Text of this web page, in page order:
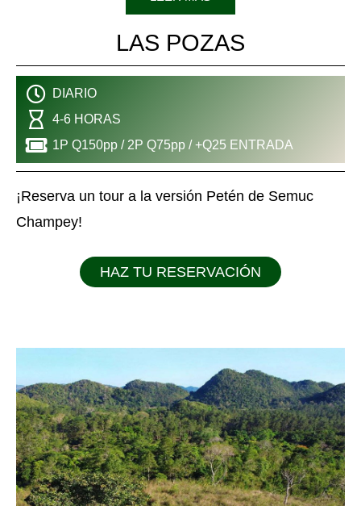
LAS POZAS
DIARIO
4-6 HORAS
1P Q150pp / 2P Q75pp / +Q25 ENTRADA
¡Reserva un tour a la versión Petén de Semuc
Champey!
HAZ TU RESERVACIÓN